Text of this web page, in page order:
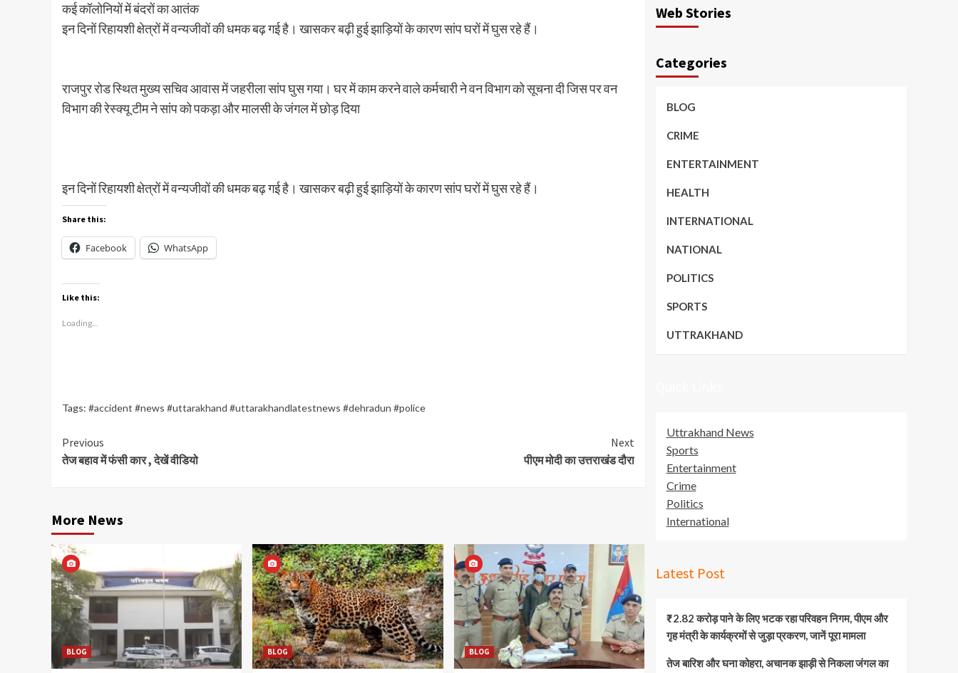
कई कॉलोनियों में बंदरों का आतंक
इन दिनों रिहायशी क्षेत्रों में वन्यजीवों की धमक बढ़ गई है। खासकर बढ़ी हुई झाड़ियों के कारण सांप घरों में घुस रहे हैं।
राजपुर रोड स्थित मुख्य सचिव आवास में जहरीला सांप घुस गया। घर में काम करने वाले कर्मचारी ने वन विभाग को सूचना दी जिस पर वन
विभाग की रेस्क्यू टीम ने सांप को पकड़ा और मालसी के जंगल में छोड़ दिया
इन दिनों रिहायशी क्षेत्रों में वन्यजीवों की धमक बढ़ गई है। खासकर बढ़ी हुई झाड़ियों के कारण सांप घरों में घुस रहे हैं।
Share this:
Facebook WhatsApp
Like this:
Loading...
Tags: #accident #news #uttarakhand #uttarakhandlatestnews #dehradun #police
Continue
Reading
Previous
तेज बहाव में फंसी कार , देखें वीडियो
Next
पीएम मोदी का उत्तराखंड दौरा
More News
BLOG BLOG BLOG
Web Stories
Categories
BLOG
CRIME
ENTERTAINMENT
HEALTH
INTERNATIONAL
NATIONAL
POLITICS
SPORTS
UTTRAKHAND
Uttrakhand News
Sports
Entertainment
Crime
Politics
International
Latest Post
₹2.82 करोड़ पाने के लिए भटक रहा परिवहन निगम, पीएम और
गृह मंत्री के कार्यक्रमों से जुड़ा प्रकरण, जानें पूरा मामला
तेज बारिश और घना कोहरा, अचानक झाड़ी से निकला जंगल का